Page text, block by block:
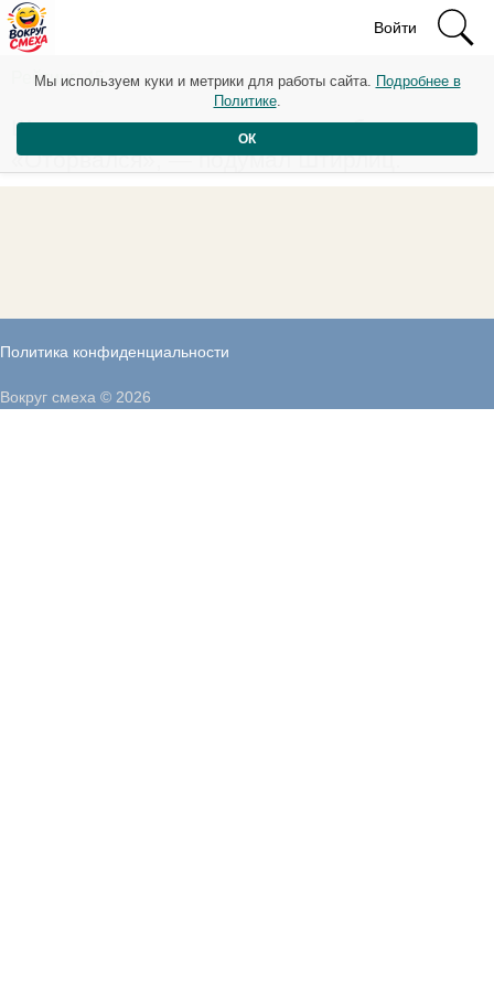
Войти
Рейтинг: 45
Штирлиц оглянулся: хвоста не было.
«Оторвался», — подумал Штирлиц.
Политика конфиденциальности
Мы используем куки и метрики для работы сайта. Подробнее в
Политике.
ОК
Вокруг смеха © 2026